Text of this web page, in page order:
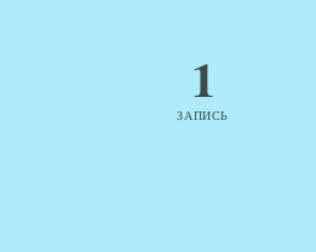
1
ЗАПИСЬ